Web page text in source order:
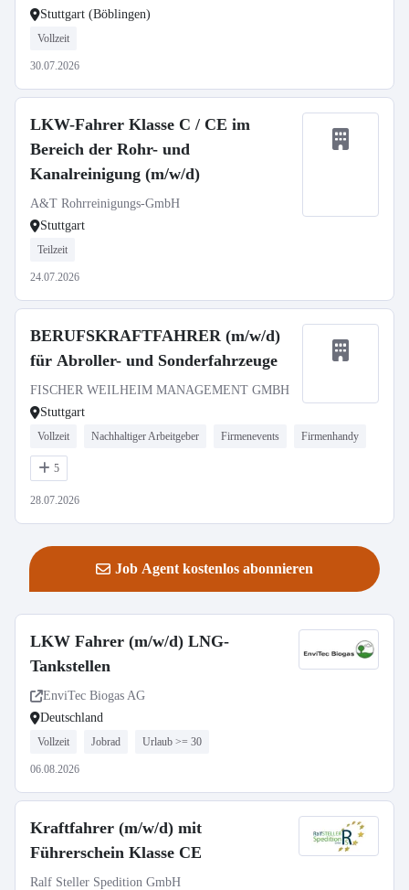
Stuttgart (Böblingen)
Vollzeit
30.07.2026
LKW-Fahrer Klasse C / CE im
Bereich der Rohr- und
Kanalreinigung (m/w/d)
A&T Rohrreinigungs-GmbH
Stuttgart
Teilzeit
24.07.2026
BERUFSKRAFTFAHRER (m/w/d)
für Abroller- und Sonderfahrzeuge
FISCHER WEILHEIM MANAGEMENT GMBH
Stuttgart
Vollzeit Nachhaltiger Arbeitgeber Firmenevents Firmenhandy
5
28.07.2026
Job Agent kostenlos abonnieren
LKW Fahrer (m/w/d) LNG-
Tankstellen
EnviTec Biogas AG
Deutschland
Vollzeit Jobrad Urlaub >= 30
06.08.2026
Kraftfahrer (m/w/d) mit
Führerschein Klasse CE
Ralf Steller Spedition GmbH